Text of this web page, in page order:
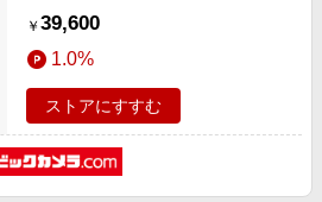
￥ 39,600
1.0%
ストアにすすむ